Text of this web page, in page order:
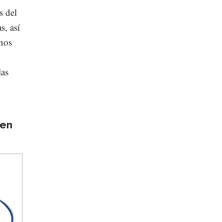
del
así